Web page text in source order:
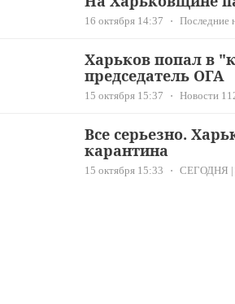
16 октября 14:37 Последние
Харьков попал в
председатель ОГА
15 октября 15:37 Новости
Все серьезно.
карантина
15 октября 15:33 СЕГОДНЯ |